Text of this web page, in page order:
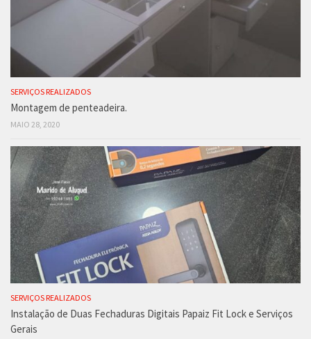
SERVIÇOS REALIZADOS
Montagem de penteadeira.
MAIO 28, 2020
SERVIÇOS REALIZADOS
Instalação de Duas Fechaduras Digitais Papaiz Fit Lock e Serviços
Gerais